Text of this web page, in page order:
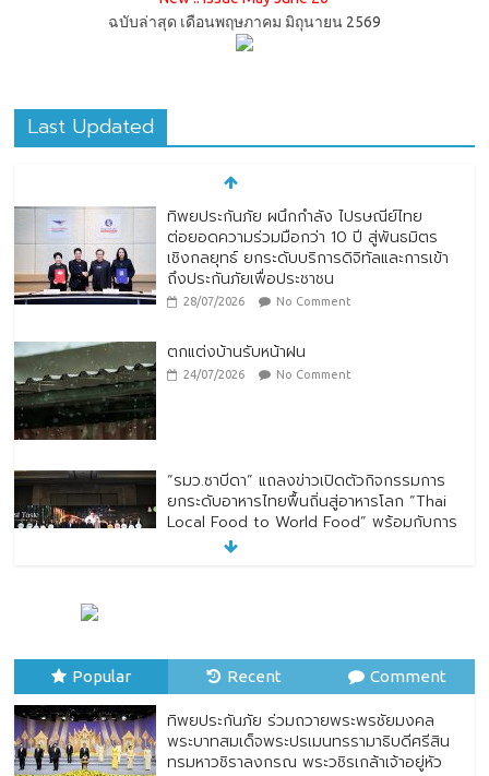
ฉบับล่าสุด เดือนพฤษภาคม มิถุนายน 2569
Last Updated
ทิพยประกันภัย ผนึกกำลัง ไปรษณีย์ไทย
ต่อยอดความร่วมมือกว่า 10 ปี สู่พันธมิตร
เชิงกลยุทธ์ ยกระดับบริการดิจิทัลและการเข้า
ถึงประกันภัยเพื่อประชาชน
28/07/2026 No Comment
ตกแต่งบ้านรับหน้าฝน
24/07/2026 No Comment
“รมว.ซาบีดา” แถลงข่าวเปิดตัวกิจกรรมการ
ยกระดับอาหารไทยพื้นถิ่นสู่อาหารโลก “Thai
Local Food to World Food” พร้อมกับการ
เปิดตัวตราสัญลักษณ์ “Thailand Best
พระบาทสมเด็จพระปรเมนทรรามาธิบดีศรีสิน
ทรมหาวชิราลงกรณ พระวชิรเกล้าเจ้าอยู่หัว
Popular Recent Comment
ทิพยประกันภัย ร่วมถวายพระพรชัยมงคล
พระบาทสมเด็จพระปรเมนทรรามาธิบดีศรีสิน
ทรมหาวชิราลงกรณ พระวชิรเกล้าเจ้าอยู่หัว